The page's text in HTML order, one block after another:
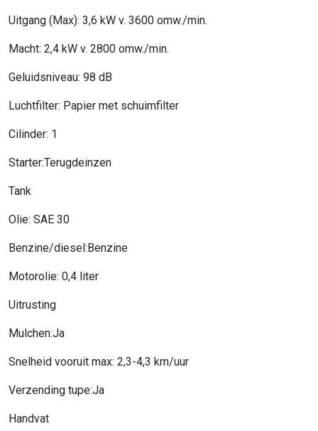
Uitgang (Max): 3,6 kW v. 3600 omw./min.
Macht: 2,4 kW v. 2800 omw./min.
Geluidsniveau: 98 dB
Luchtfilter: Papier met schuimfilter
Cilinder: 1
Starter:Terugdeinzen
Tank
Olie: SAE 30
Benzine/diesel:Benzine
Motorolie: 0,4 liter
Uitrusting
Mulchen:Ja
Snelheid vooruit max: 2,3-4,3 km/uur
Verzending tupe:Ja
Handvat